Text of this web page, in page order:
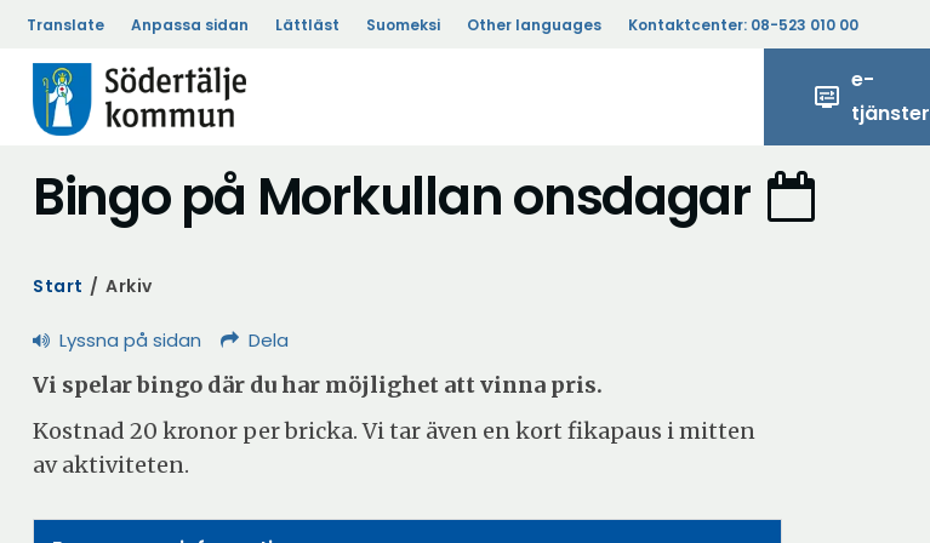
Translate Anpassa sidan Lättläst Suomeksi Other languages Kontaktcenter: 08-523 010 00
display_settings
e-
tjänster
Bingo på Morkullan onsdagar
Start / Arkiv
Lyssna på sidan Dela
Vi spelar bingo där du har möjlighet att vinna pris.
Kostnad 20 kronor per bricka. Vi tar även en kort fikapaus i mitten
av aktiviteten.